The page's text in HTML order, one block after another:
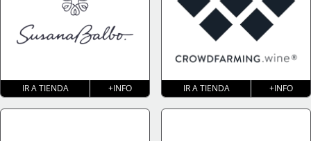
IR A TIENDA +INFO IR A TIENDA +INFO